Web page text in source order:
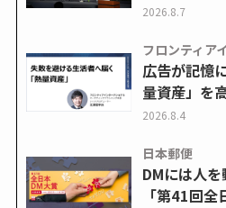
2026.8.7
フロンティア
広告が記憶
量資産」を
2026.8.4
日本郵便
DMには人
「第41回